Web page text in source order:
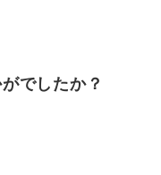
でしたか？